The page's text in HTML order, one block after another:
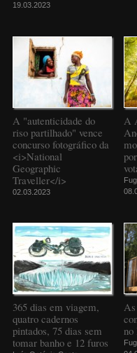
19.03.2023
A "autenticidade do
riso partilhado" vence
concurso fotográfico da
<i>National
Geographic
Traveller</i>
02.03.2023
A
365 dias em viagem,
quatro cadernos
pintados, 75 dias sem
tomar banho e 12 furos
no